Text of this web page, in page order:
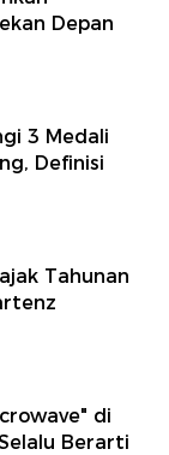
Depan
3 Medali
Definisi
Tahunan
di
Berarti